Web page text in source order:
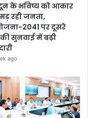
के भविष्य को आकार
रही जनता,
2041 पर दूसरे
सुनवाई में बढ़ी
ago